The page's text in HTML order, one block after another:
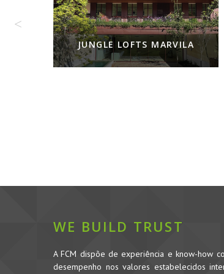
NOOBA - A FRESH NEW LIVING
WE BUILD TRUST
A FCM dispõe de experiência e know-how
desempenho nos valores estabelecidos